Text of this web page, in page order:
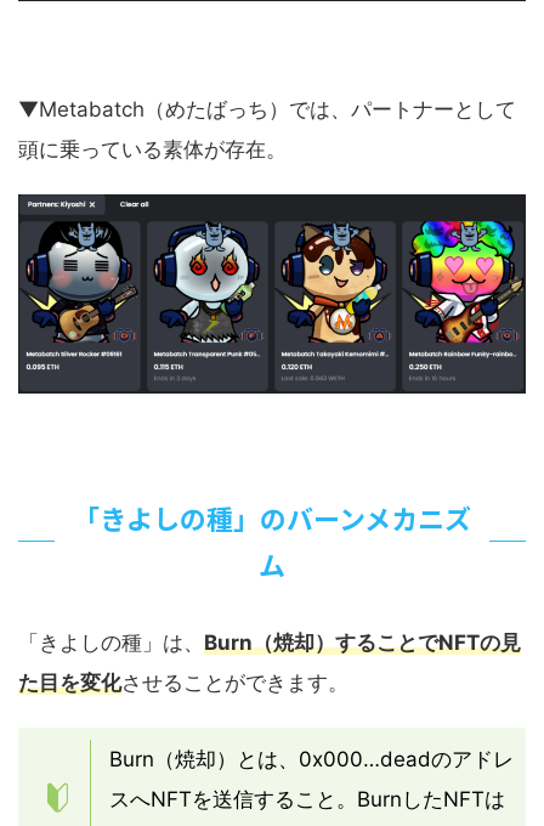
▼Metabatch（めたばっち）では、パートナーとして
頭に乗っている素体が存在。
「きよしの種」のバーンメカニズ
ム
「きよしの種」は、 Burn（焼却）することでNFTの見
た目を変化させることができます。
Burn（焼却）とは、0x000…deadのアドレ
スへNFTを送信すること。BurnしたNFTは